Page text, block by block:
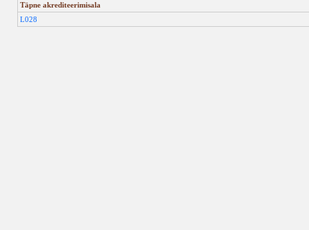
Täpne akrediteerimisala
L028